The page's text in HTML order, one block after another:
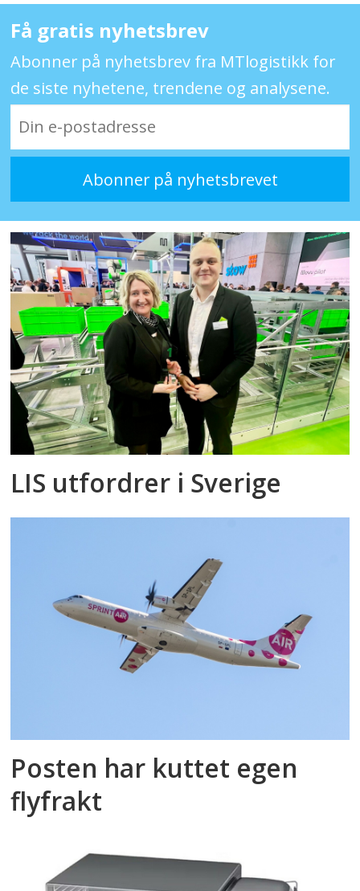
Få gratis nyhetsbrev
Abonner på nyhetsbrev fra MTlogistikk for
de siste nyhetene, trendene og analysene.
LIS utfordrer i Sverige
Posten har kuttet egen
flyfrakt